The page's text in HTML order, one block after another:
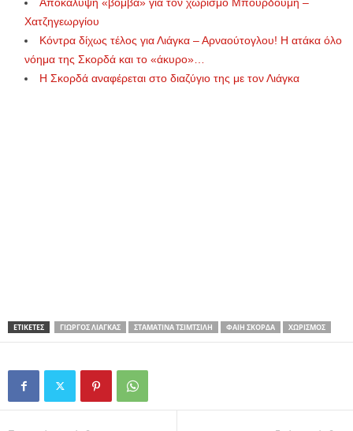
Χατζηγεωργίου
Κόντρα δίχως τέλος για Λιάγκα – Αρναούτογλου! Η ατάκα όλο
νόημα της Σκορδά και το «άκυρο»…
Η Σκορδά αναφέρεται στο διαζύγιο της με τον Λιάγκα
ΕΤΙΚΕΤΕΣ ΓΙΏΡΓΟΣ ΛΙΆΓΚΑΣ ΣΤΑΜΑΤΊΝΑ ΤΣΙΜΤΣΙΛΉ ΦΑΊΗ ΣΚΟΡΔΆ ΧΩΡΙΣΜΌΣ